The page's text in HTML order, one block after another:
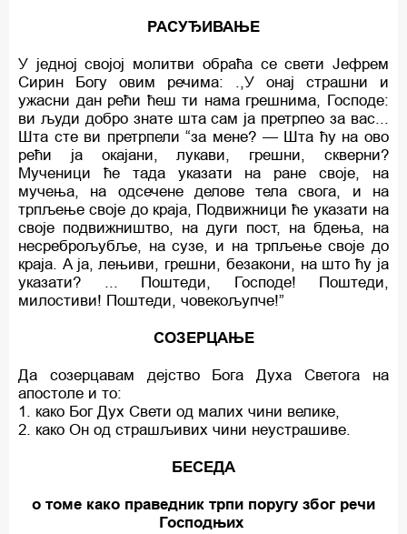
РАСУЂИВАЊЕ
У једној својој молитви обраћа се свети Јефрем
Сирин Богу овим речима: .,У онај страшни и
ужасни дан рећи ћеш ти нама грешнима, Господе:
ви људи добро знате шта сам ja претрпео за вас...
Шта сте ви претрпели “за мене? — Шта ћу на ово
рећи ја окајани, лукави, грешни, скверни?
Мученици ће тада указати на ране своје, на
мучења, на одсечене делове тела свога, и на
трпљење своје до краја, Подвижници ће указати на
своје подвижништво, на дуги пост, на бдења, на
несреброљубље, на сузе, и на трпљење своје до
краја. A ja, лењиви, грешни, безакони, на што ћy ja
указати? ... Поштеди, Господе! Поштеди,
милостиви! Поштеди, човекољупче!”
СОЗЕРЦАЊЕ
Да созерцавам дејство Бога Духа Светога на
апостоле и то:
1. како Бог Дух Свети од малих чини велике,
2. како Он од страшљивих чини неустрашиве.
БЕСЕДА
о томе како праведник трпи поругу због речи
Господњих